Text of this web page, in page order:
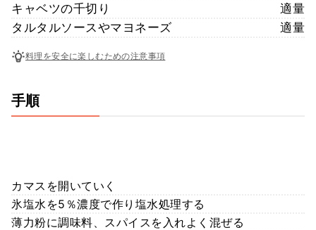
キャベツの千切り
適量
タルタルソースやマヨネーズ
適量
料理を安全に楽しむための注意事項
手順
カマスを開いていく
氷塩水を5％濃度で作り塩水処理する
薄力粉に調味料、スパイスを入れよく混ぜる